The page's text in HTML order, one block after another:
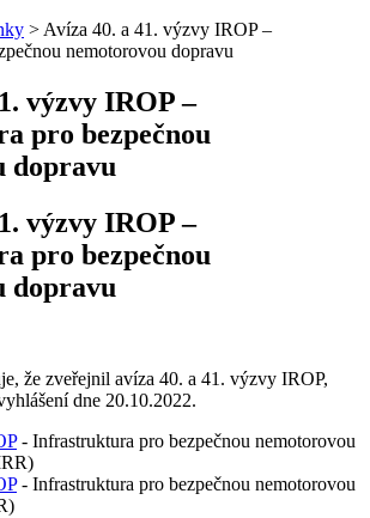
> Avíza 40. a 41. výzvy IROP –
nemotorovou dopravu
výzvy IROP –
pro bezpečnou
dopravu
výzvy IROP –
pro bezpečnou
dopravu
že zveřejnil avíza 40. a 41. výzvy IROP,
dne 20.10.2022.
- Infrastruktura pro bezpečnou nemotorovou
- Infrastruktura pro bezpečnou nemotorovou